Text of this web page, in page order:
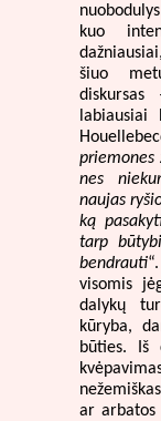
kuo
šiuo
labiausiai
priemones
nes
naujas
ką
tarp
bendrauti
visomis
dalykų
kūryba,
būties. Iš
ar